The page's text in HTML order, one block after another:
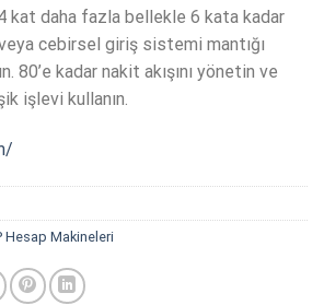
kat daha fazla bellekle 6 kata kadar
veya cebirsel giriş sistemi mantığı
80’e kadar nakit akışını yönetin ve
işlevi kullanın.
Hesap Makineleri